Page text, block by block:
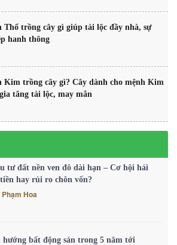
Thổ trồng cây gì giúp tài lộc đầy nhà, sự
hanh thông
Kim trồng cây gì? Cây dành cho mệnh Kim
tăng tài lộc, may mắn
tư đất nền ven đô dài hạn – Cơ hội hái
hay rủi ro chôn vốn?
Phạm Hoa
hướng bất động sản trong 5 năm tới